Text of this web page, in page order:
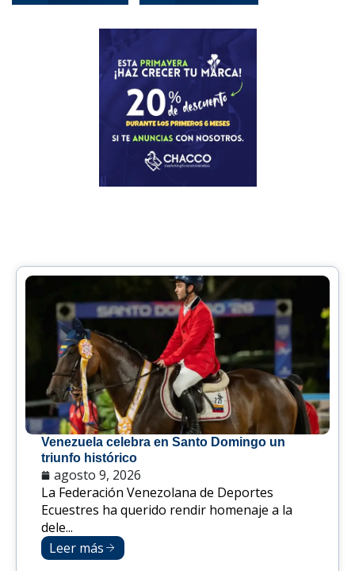
Venezuela celebra en Santo Domingo un
triunfo histórico
agosto 9, 2026
La Federación Venezolana de Deportes
Ecuestres ha querido rendir homenaje a la
dele...
Leer más